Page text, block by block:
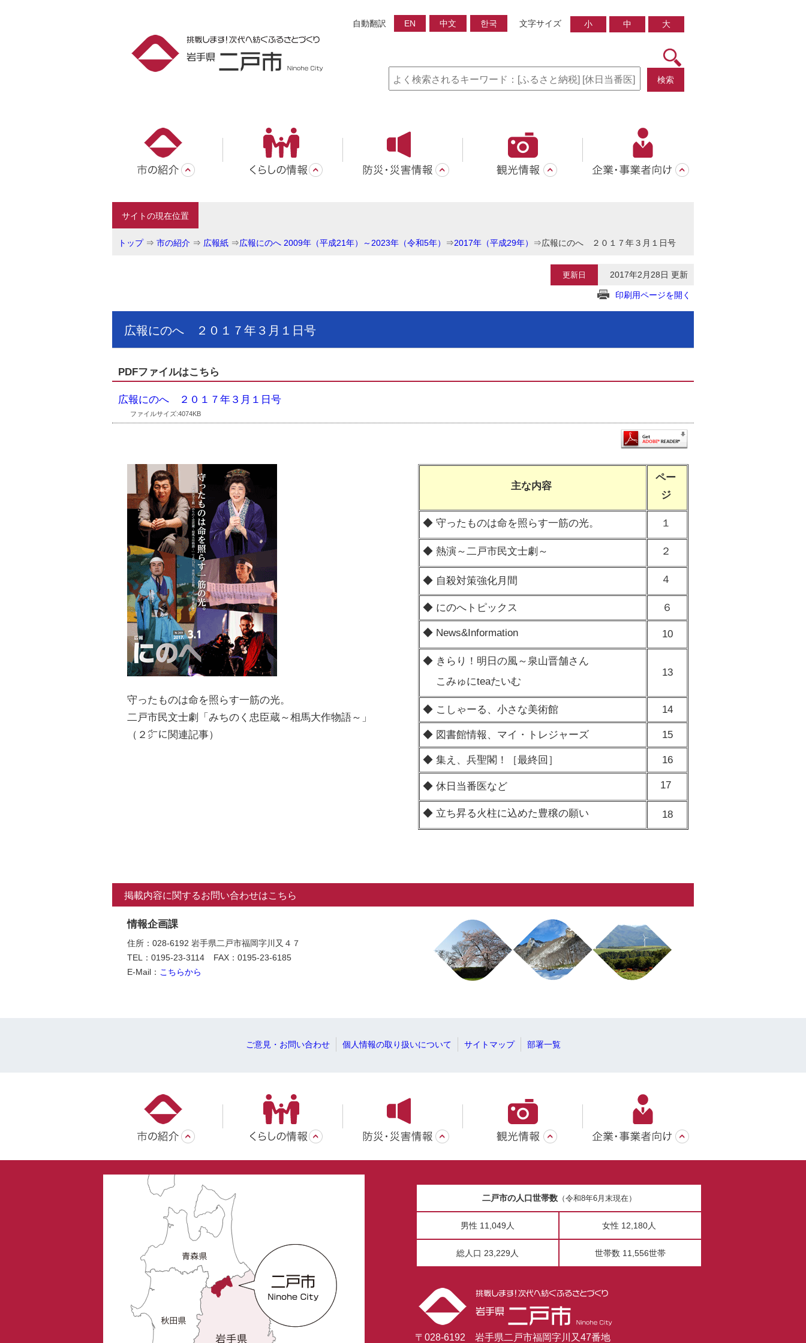
自動翻訳 EN 中文 한국 文字サイズ 小 中 大
検索
サイトの現在位置
トップ⇒ 市の紹介 ⇒ 広報紙 ⇒広報にのへ 2009年（平成21年）～2023年（令和5年） ⇒2017年（平成29年） ⇒広報にのへ ２０１７年３月１日号
更新日 2017年2月28日 更新
印刷用ページを開く
広報にのへ ２０１７年３月１日号
PDFファイルはこちら
広報にのへ ２０１７年３月１日号
ファイルサイズ:4074KB
守ったものは命を照らす一筋の光。
二戸市民文士劇「みちのく忠臣蔵～相馬大作物語～」
（２㌻に関連記事）
主な内容
ペー
ジ
◆ 守ったものは命を照らす一筋の光。 １
◆ 熱演～二戸市民文士劇～ ２
◆ 自殺対策強化月間 ４
◆ にのへトピックス ６
◆ News&Information 10
◆ きらり！明日の風～泉山晋舗さん
こみゅにteaたいむ
13
◆ こしゃーる、小さな美術館 14
◆ 図書館情報、マイ・トレジャーズ 15
◆ 集え、兵聖閣！［最終回］ 16
◆ 休日当番医など 17
◆ 立ち昇る火柱に込めた豊穣の願い 18
掲載内容に関するお問い合わせはこちら
情報企画課
住所：028-6192 岩手県二戸市福岡字川又４７
TEL：0195-23-3114
FAX：0195-23-6185
E-Mail： こちらから
ご意見・お問い合わせ 個人情報の取り扱いについて サイトマップ 部署一覧
二戸市の人口世帯数（令和8年6月末現在）
男性 11,049人 女性 12,180人
総人口 23,229人 世帯数 11,556世帯
〒028-6192 岩手県二戸市福岡字川又47番地